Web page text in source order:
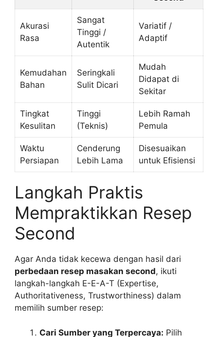
Akurasi
Rasa
Sangat
Tinggi /
Autentik
Variatif /
Adaptif
Kemudahan
Bahan
Seringkali
Sulit Dicari
Mudah
Didapat di
Sekitar
Tingkat
Kesulitan
Tinggi
(Teknis)
Lebih Ramah
Pemula
Waktu
Persiapan
Cenderung
Lebih Lama
Disesuaikan
untuk Efisiensi
Langkah Praktis
Mempraktikkan Resep
Second
Agar Anda tidak kecewa dengan hasil dari
perbedaan resep masakan second, ikuti
langkah-langkah E-E-A-T (Expertise,
Authoritativeness, Trustworthiness) dalam
memilih sumber resep:
Cari Sumber yang Terpercaya: Pilih